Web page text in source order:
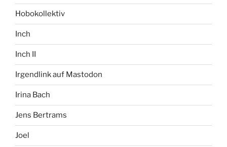
Hobokollektiv
Inch
Inch II
Irgendlink auf Mastodon
Irina Bach
Jens Bertrams
Joel